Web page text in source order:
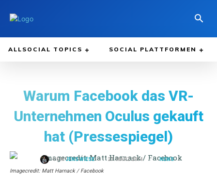
ALLSOCIAL TOPICS SOCIAL PLATTFORMEN
Warum Facebook das VR-
Unternehmen Oculus gekauft
hat (Pressespiegel)
VON JENS WIESE 27. MÄRZ 2014 NEWS
Imagecredit: Matt Harnack / Facebook